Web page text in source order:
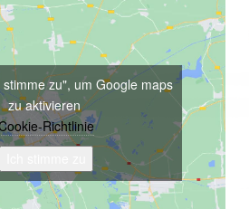
zu", um Google maps
zu aktivieren
Richtlinie